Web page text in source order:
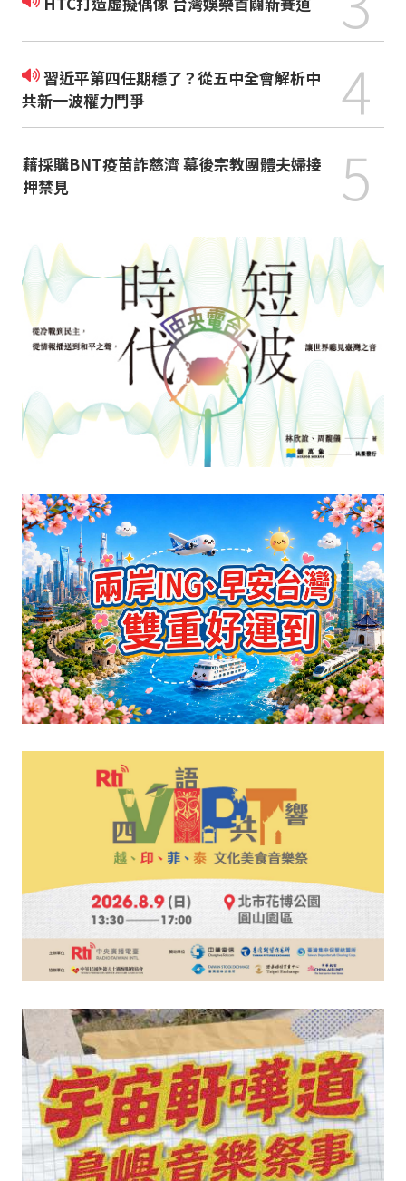
習近平第四任期穩了？從五中全會解析中
共新一波權力鬥爭
4
藉採購BNT疫苗詐慈濟 幕後宗教團體夫婦接
押禁見
5